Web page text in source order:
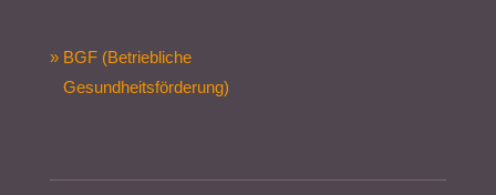
» BGF (Betriebliche
Gesundheitsförderung)